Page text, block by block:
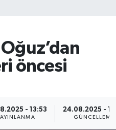
öncesi
- 13:53 24.08.2025 -
GÜNCELLEME